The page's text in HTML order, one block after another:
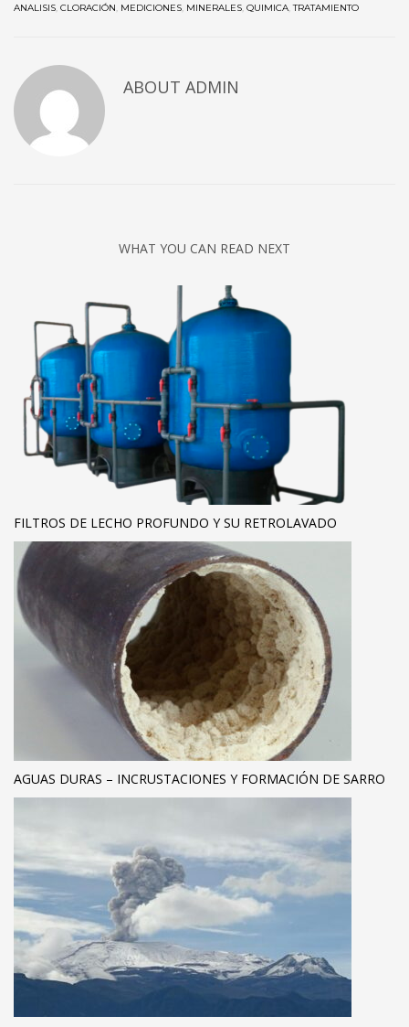
ANALISIS, CLORACIÓN, MEDICIONES, MINERALES, QUIMICA,TRATAMIENTO
ABOUT ADMIN
WHAT YOU CAN READ NEXT
FILTROS DE LECHO PROFUNDO Y SU RETROLAVADO
AGUAS DURAS – INCRUSTACIONES Y FORMACIÓN DE SARRO